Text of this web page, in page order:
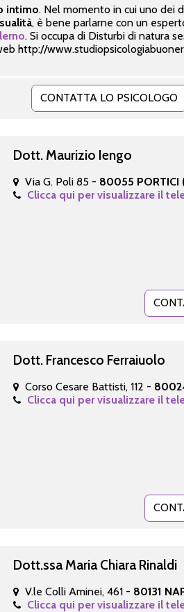
intimo. Nel momento in cui uno dei
, è bene parlarne con un
. Si occupa di Disturbi di natura
http://
CONTATTA LO PSICOLOGO
Dott. Maurizio Iengo
Via G. Poli 85 - 80055 PORTICI
Clicca qui per visualizzare il
Dott. Francesco Ferraiuolo
Corso Cesare Battisti, 112 -
Clicca qui per visualizzare il
Dott.ssa Maria Chiara Rinaldi
V.le Colli Aminei, 461 - 80131
Clicca qui per visualizzare il